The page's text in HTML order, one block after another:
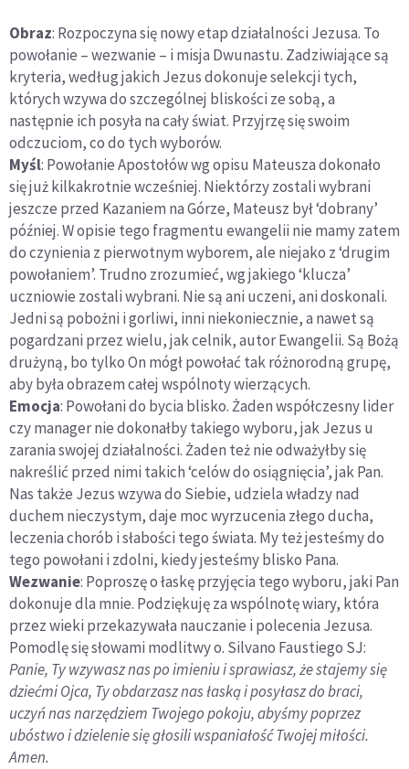
Obraz: Rozpoczyna się nowy etap działalności Jezusa. To
powołanie – wezwanie – i misja Dwunastu. Zadziwiające są
kryteria, według jakich Jezus dokonuje selekcji tych,
których wzywa do szczególnej bliskości ze sobą, a
następnie ich posyła na cały świat. Przyjrzę się swoim
odczuciom, co do tych wyborów.
Myśl: Powołanie Apostołów wg opisu Mateusza dokonało
się już kilkakrotnie wcześniej. Niektórzy zostali wybrani
jeszcze przed Kazaniem na Górze, Mateusz był ‘dobrany’
później. W opisie tego fragmentu ewangelii nie mamy zatem
do czynienia z pierwotnym wyborem, ale niejako z ‘drugim
powołaniem’. Trudno zrozumieć, wg jakiego ‘klucza’
uczniowie zostali wybrani. Nie są ani uczeni, ani doskonali.
Jedni są pobożni i gorliwi, inni niekoniecznie, a nawet są
pogardzani przez wielu, jak celnik, autor Ewangelii. Są Bożą
drużyną, bo tylko On mógł powołać tak różnorodną grupę,
aby była obrazem całej wspólnoty wierzących.
Emocja: Powołani do bycia blisko. Żaden współczesny lider
czy manager nie dokonałby takiego wyboru, jak Jezus u
zarania swojej działalności. Żaden też nie odważyłby się
nakreślić przed nimi takich ‘celów do osiągnięcia’, jak Pan.
Nas także Jezus wzywa do Siebie, udziela władzy nad
duchem nieczystym, daje moc wyrzucenia złego ducha,
leczenia chorób i słabości tego świata. My też jesteśmy do
tego powołani i zdolni, kiedy jesteśmy blisko Pana.
Wezwanie: Poproszę o łaskę przyjęcia tego wyboru, jaki Pan
dokonuje dla mnie. Podziękuję za wspólnotę wiary, która
przez wieki przekazywała nauczanie i polecenia Jezusa.
Pomodlę się słowami modlitwy o. Silvano Faustiego SJ:
Panie, Ty wzywasz nas po imieniu i sprawiasz, że stajemy się
dziećmi Ojca, Ty obdarzasz nas łaską i posyłasz do braci,
uczyń nas narzędziem Twojego pokoju, abyśmy poprzez
ubóstwo i dzielenie się głosili wspaniałość Twojej miłości.
Amen.